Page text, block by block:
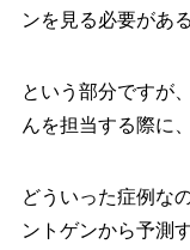
ンを見る必要があ
という部分ですが
んを担当する際に、
どういった症例な
ントゲンから予測